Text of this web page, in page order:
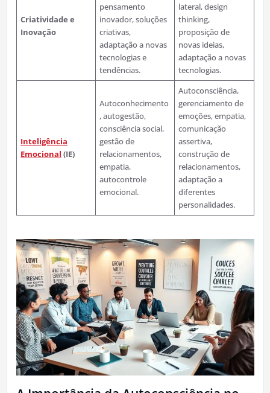
Criatividade e
Inovação
pensamento
inovador, soluções
criativas,
adaptação a novas
tecnologias e
tendências.
lateral, design
thinking,
proposição de
novas ideias,
adaptação a novas
tecnologias.
Inteligência
Emocional (IE)
Autoconhecimento
, autogestão,
consciência social,
gestão de
relacionamentos,
empatia,
autocontrole
emocional.
Autoconsciência,
gerenciamento de
emoções, empatia,
comunicação
assertiva,
construção de
relacionamentos,
adaptação a
diferentes
personalidades.